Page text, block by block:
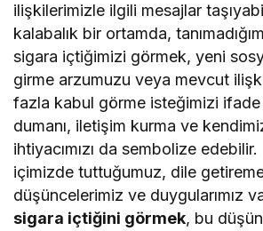
ilişkilerimizle ilgili mesajlar
kalabalık bir ortamda,
sigara içtiğimizi görmek, yeni
girme arzumuzu veya mevcut
fazla kabul görme isteğimizi ifade
dumanı, iletişim kurma ve
ihtiyacımızı da sembolize
içimizde tuttuğumuz, dile
düşüncelerimiz ve duygularımız
sigara içtiğini görmek, bu